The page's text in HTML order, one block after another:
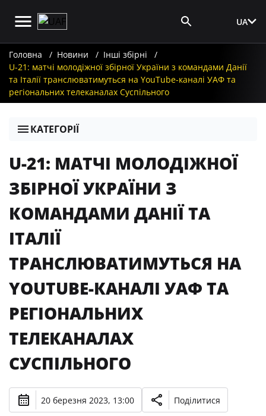
UA
Головна Новини
Інші збірні
U-21: матчі молодіжної збірної України з командами Данії
та Італії транслюватимуться на YouTube-каналі УАФ та
регіональних телеканалах Суспільного
КАТЕГОРІЇ
U-21: МАТЧІ МОЛОДІЖНОЇ
ЗБІРНОЇ УКРАЇНИ З
КОМАНДАМИ ДАНІЇ ТА
ІТАЛІЇ
ТРАНСЛЮВАТИМУТЬСЯ НА
YOUTUBE-КАНАЛІ УАФ ТА
РЕГІОНАЛЬНИХ
ТЕЛЕКАНАЛАХ
СУСПІЛЬНОГО
20 березня 2023, 13:00 Поділитися